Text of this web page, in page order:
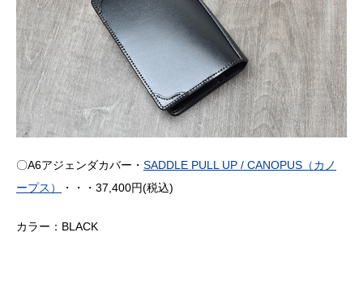
〇A6アジェンダカバー・ SADDLE PULL UP / CANOPUS（カノ
ープス）
・・・37,400円(税込)
カラー：BLACK